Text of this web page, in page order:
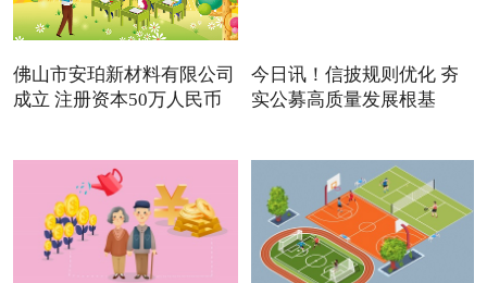
佛山市安珀新材料有限公司
成立 注册资本50万人民币
今日讯！信披规则优化 夯
实公募高质量发展根基